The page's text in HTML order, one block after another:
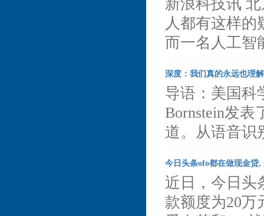
新浪科技讯
人都有这样的
而一名人工智
深度：我们真的永远也理
导语：美国科
Bornstein发
道。从语音识
今日头条ofo都在做现金贷,
近日，今日头
款额度为20万